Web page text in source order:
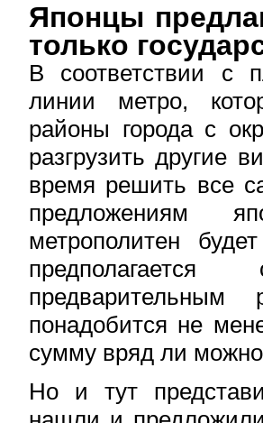
Японцы
только
В соответствии с
линии метро,
районы города с
разгрузить другие
время решить все
предложениям
метрополитен
понадобится не
сумму вряд ли
Но и тут